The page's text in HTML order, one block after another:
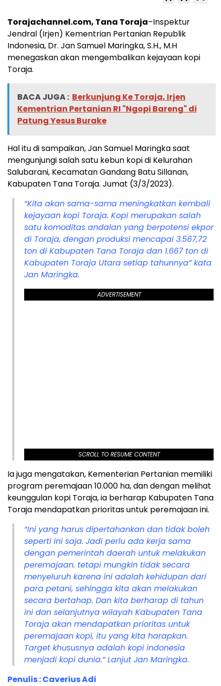
Torajachannel.com, Tana Toraja–Inspektur
Jendral (Irjen) Kementrian Pertanian Republik
Indonesia, Dr. Jan Samuel Maringka, S.H., M.H
menegaskan akan mengembalikan kejayaan kopi
Toraja.
BACA JUGA : Berkunjung Ke Toraja, Irjen
Kementrian Pertanian RI "Ngopi Bareng" di
Patung Yesus Burake
Hal itu di sampaikan, Jan Samuel Maringka saat
mengunjungi salah satu kebun kopi di Kelurahan
Salubarani, Kecamatan Gandang Batu Sillanan,
Kabupaten Tana Toraja. Jumat (3/3/2023).
“Kita akan sama-sama meningkatkan kembali
kejayaan kopi Toraja. Kopi merupakan salah
satu komoditas andalan yang berpotensi ekpor
di Toraja, dengan produksi mencapai 3.567,72
ton di Kabupaten Tana Toraja dan 1.667 ton di
Kabupaten Toraja Utara setiap tahunnya” kata
Jan Maringka.
ADVERTISEMENT
SCROLL TO RESUME CONTENT
Ia juga mengatakan, Kementerian Pertanian memiliki
program peremajaan 10.000 ha, dan dengan melihat
keunggulan kopi Toraja, ia berharap Kabupaten Tana
Toraja mendapatkan prioritas untuk peremajaan ini.
“Ini yang harus dipertahankan dan tidak boleh
seperti ini saja. Jadi perlu ada kerja sama
dengan pemerintah daerah untuk melakukan
peremajaan. tetapi mungkin tidak secara
menyeluruh karena ini adalah kehidupan dari
para petani, sehingga kita akan melakukan
secara bertahap. Dan kita berharap di tahun
ini dan selanjutnya wilayah Kabupaten Tana
Toraja akan mendapatkan prioritas untuk
peremajaan kopi, itu yang kita harapkan.
Target khususnya adalah kopi indonesia
menjadi kopi dunia.” Lanjut Jan Maringka.
Penulis : Caverius Adi